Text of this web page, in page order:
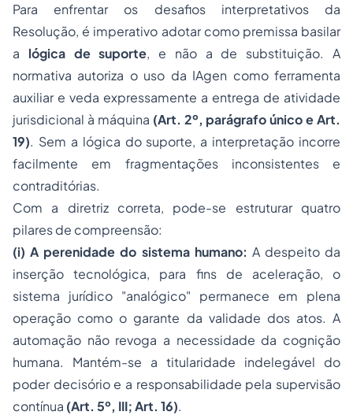
Para enfrentar os desafios interpretativos da
Resolução, é imperativo adotar como premissa basilar
a lógica de suporte, e não a de substituição. A
normativa autoriza o uso da IAgen como ferramenta
auxiliar e veda expressamente a entrega de atividade
jurisdicional à máquina (Art. 2º, parágrafo único e Art.
19). Sem a lógica do suporte, a interpretação incorre
facilmente em fragmentações inconsistentes e
contraditórias.
Com a diretriz correta, pode-se estruturar quatro
pilares de compreensão:
(i) A perenidade do sistema humano: A despeito da
inserção tecnológica, para fins de aceleração, o
sistema jurídico "analógico" permanece em plena
operação como o garante da validade dos atos. A
automação não revoga a necessidade da cognição
humana. Mantém-se a titularidade indelegável do
poder decisório e a responsabilidade pela supervisão
contínua (Art. 5º, III; Art. 16).